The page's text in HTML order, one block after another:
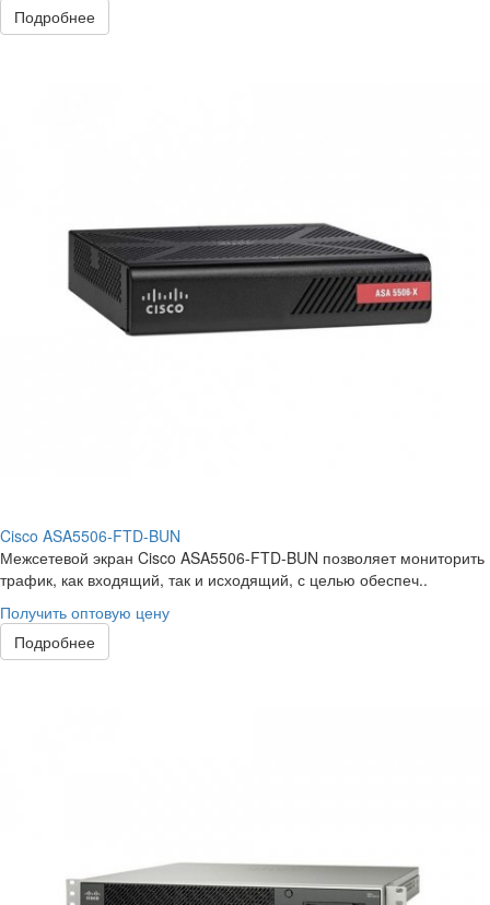
Подробнее
Cisco ASA5506-FTD-BUN
Межсетевой экран Cisco ASA5506-FTD-BUN позволяет мониторить
трафик, как входящий, так и исходящий, с целью обеспеч..
Получить оптовую цену
Подробнее